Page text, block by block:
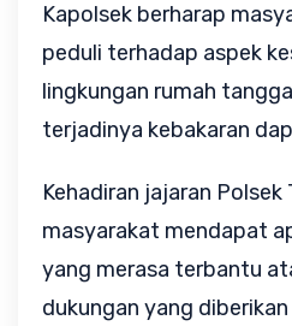
Kapolsek berharap
peduli terhadap aspek
lingkungan rumah
terjadinya kebakaran
Kehadiran jajaran
masyarakat mendapat
yang merasa terbantu
dukungan yang